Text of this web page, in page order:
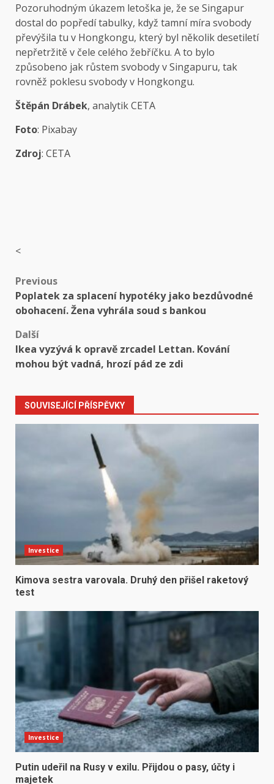
Pozoruhodným úkazem letoška je, že se Singapur
dostal do popředí tabulky, když tamní míra svobody
převýšila tu v Hongkongu, který byl několik desetiletí
nepřetržitě v čele celého žebříčku. A to bylo
způsobeno jak růstem svobody v Singapuru, tak
rovněž poklesu svobody v Hongkongu.
Štěpán Drábek, analytik CETA
Foto: Pixabay
Zdroj: CETA
<
Post
navigation
Previous
Poplatek za splacení hypotéky jako bezdůvodné
obohacení. Žena vyhrála soud s bankou
Další
Ikea vyzývá k opravě zrcadel Lettan. Kování
mohou být vadná, hrozí pád ze zdi
SOUVISEJÍCÍ PŘÍSPĚVKY
Investice
Kimova sestra varovala. Druhý den přišel raketový
test
Investice
Putin udeřil na Rusy v exilu. Přijdou o pasy, účty i
majetek